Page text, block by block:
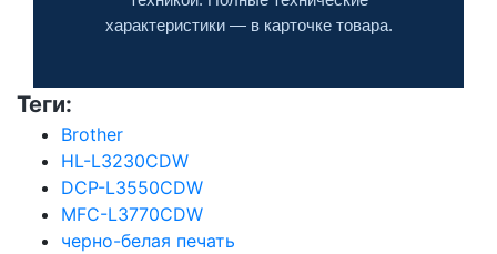
характеристики — в карточке товара.
Теги:
Brother
HL-L3230CDW
DCP-L3550CDW
MFC-L3770CDW
черно-белая печать